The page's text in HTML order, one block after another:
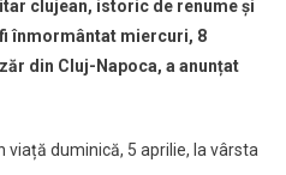
fi
înmormântat
miercuri,
Sfântul
clujean, istoric de renume și
înmormântat miercuri, 8
din Cluj-Napoca, a anunțat
viață duminică, 5 aprilie, la vârsta